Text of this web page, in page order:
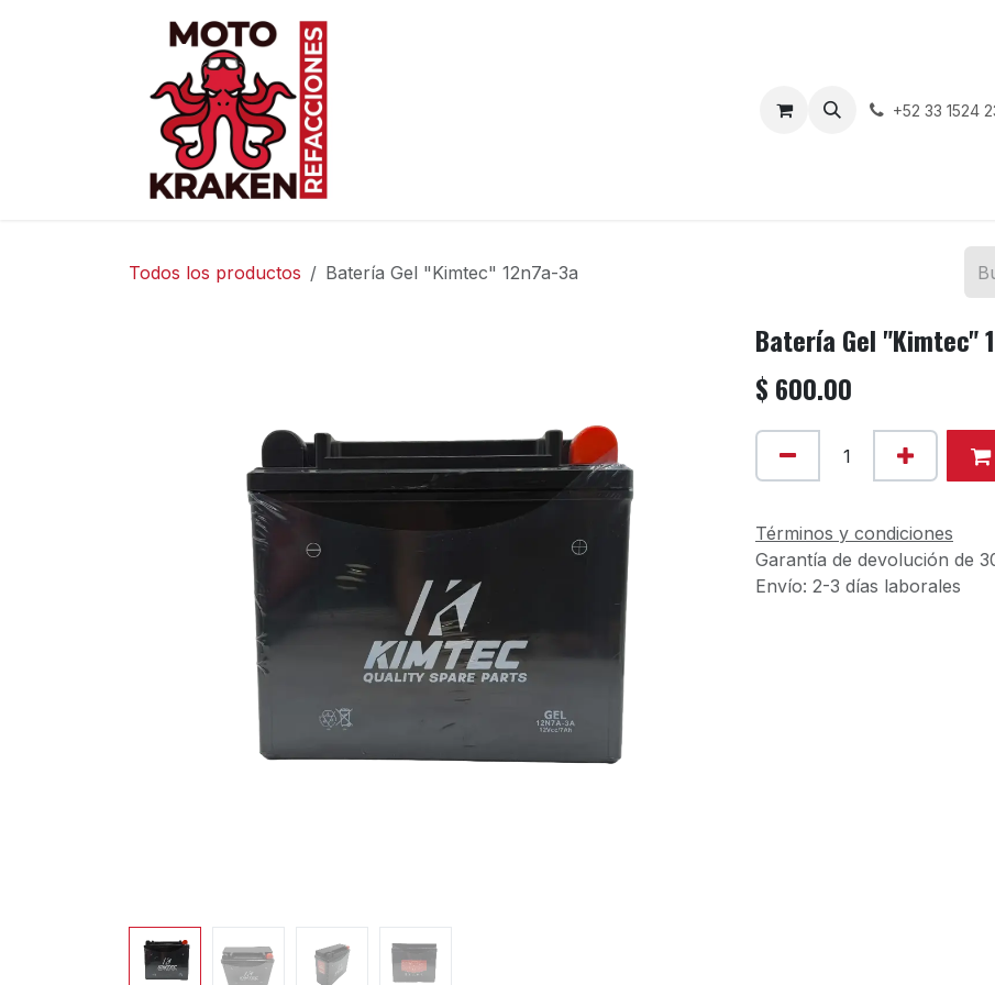
Contáctenos+52 33 1524
Todos los productos Batería Gel "Kimtec" 12n7a-3a
Batería Gel "Kimtec"
$ 600.00
Términos y condiciones
Garantía de devolución de
Envío: 2-3 días laborales